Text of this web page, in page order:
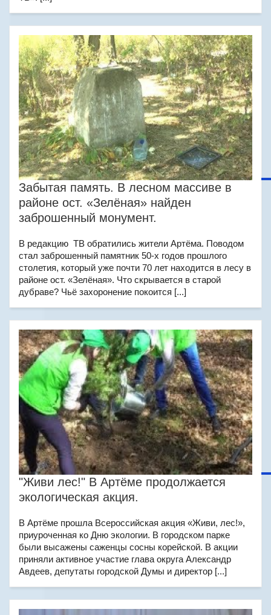
Забытая память. В лесном массиве в
районе ост. «Зелёная» найден
заброшенный монумент.
В редакцию ТВ обратились жители Артёма. Поводом
стал заброшенный памятник 50-х годов прошлого
столетия, который уже почти 70 лет находится в лесу в
районе ост. «Зелёная». Что скрывается в старой
дубраве? Чьё захоронение покоится [...]
"Живи лес!" В Артёме продолжается
экологическая акция.
В Артёме прошла Всероссийская акция «Живи, лес!»,
приуроченная ко Дню экологии. В городском парке
были высажены саженцы сосны корейской. В акции
приняли активное участие глава округа Александр
Авдеев, депутаты городской Думы и директор [...]